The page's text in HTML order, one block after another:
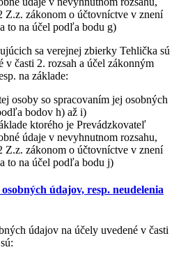
Z.z. zákonom o účtovníctve v znení
to na účel podľa bodu g)
sa verejnej zbierky Tehlička sú
v časti 2. rozsah a účel zákonným
na základe:
osoby so spracovaním jej osobných
bodov h) až i)
ktorého je Prevádzkovateľ
údaje v nevyhnutnom rozsahu,
Z.z. zákonom o účtovníctve v znení
to na účel podľa bodu j)
údajov, resp. neudelenia
údajov na účely uvedené v časti